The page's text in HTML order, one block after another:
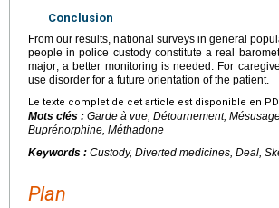
Conclusion
From our results, national surveys in general
people in police custody constitute a real
major; a better monitoring is needed. For
use disorder for a future orientation of the patient.
Le texte complet de cet article est disponible en
Mots clés : Garde à vue, Détournement,
Buprénorphine, Méthadone
Keywords : Custody, Diverted medicines, Deal,
Plan